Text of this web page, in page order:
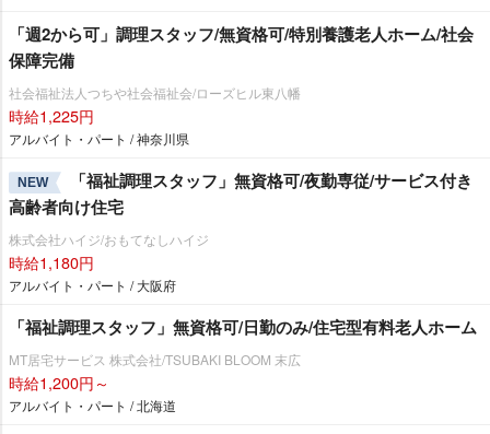
「週2から可」調理スタッフ/無資格可/特別養護老人ホーム/社会
保障完備
社会福祉法人つちや社会福祉会/ローズヒル東八幡
時給1,225円
アルバイト・パート / 神奈川県
NEW
「福祉調理スタッフ」無資格可/夜勤専従/サービス付き
高齢者向け住宅
株式会社ハイジ/おもてなしハイジ
時給1,180円
アルバイト・パート / 大阪府
「福祉調理スタッフ」無資格可/日勤のみ/住宅型有料老人ホーム
MT居宅サービス 株式会社/TSUBAKI BLOOM 末広
時給1,200円～
アルバイト・パート / 北海道